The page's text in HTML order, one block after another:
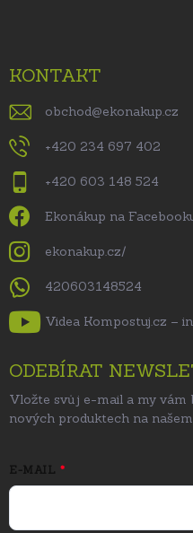
KONTAKT
obchod@ekonakup.cz
+420 234 697 402
+420 603 148 524
Ekonákup na
ekonakup.cz/
420603148524
Videa Kompostuj.cz –
ODEBÍRAT
Vložte svůj e-mail a my vám
nových produktech na
E-MAIL